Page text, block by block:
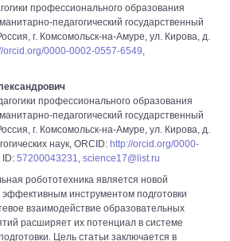
профессионального образования
педагогический государственный
г. Комсомольск-на-Амуре, ул. Кирова, д.
orcid.org/0000-0002-0557-6549,
профессионального образования
педагогический государственный
г. Комсомольск-на-Амуре, ул. Кирова, д.
наук, ORCID: http://orcid.org/0000-
ID: 57200043231, science17@list.ru
робототехника является новой
эффективным инструментом подготовки
взаимодействие образовательных
расширяет их потенциал в системе
Цель статьи заключается в